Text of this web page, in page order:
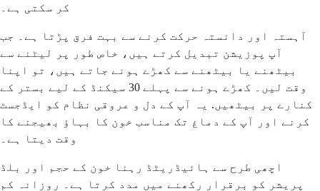
کر سکتی ہے۔
آہستہ اور دانستہ حرکت کرنے سے بہت فرق پڑتا ہے۔ جب
آپ پوزیشن تبدیل کرتے ہیں، خاص طور پر لیٹنے سے
بیٹھنے یا بیٹھنے سے کھڑے ہونے جاتے ہیں، تو اپنا
وقت لیں۔ کھڑے ہونے سے پہلے 30 سیکنڈ کے لیے بستر کے
کنارے پر بیٹھیں. یہ آپ کے دل و عروقی نظام کو ایڈجسٹ
کرنے اور آپ کے دماغ تک مناسب خون کا بہاؤ بھیجنے کا
وقت دیتا ہے۔
اچھی طرح سے ہائیڈریٹڈ رہنا خون کے حجم اور بلڈ
پریشر کو برقرار رکھنے میں مدد کرتا ہے۔ روزانہ کم